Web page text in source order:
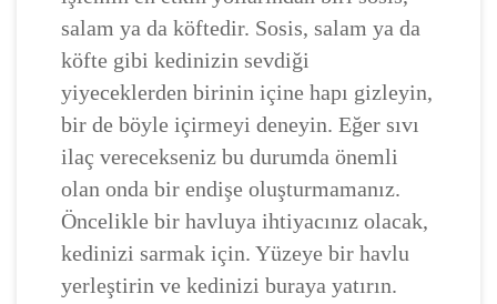
salam ya da köftedir. Sosis, salam ya da
köfte gibi kedinizin sevdiği
yiyeceklerden birinin içine hapı gizleyin,
bir de böyle içirmeyi deneyin. Eğer sıvı
ilaç verecekseniz bu durumda önemli
olan onda bir endişe oluşturmamanız.
Öncelikle bir havluya ihtiyacınız olacak,
kedinizi sarmak için. Yüzeye bir havlu
yerleştirin ve kedinizi buraya yatırın.